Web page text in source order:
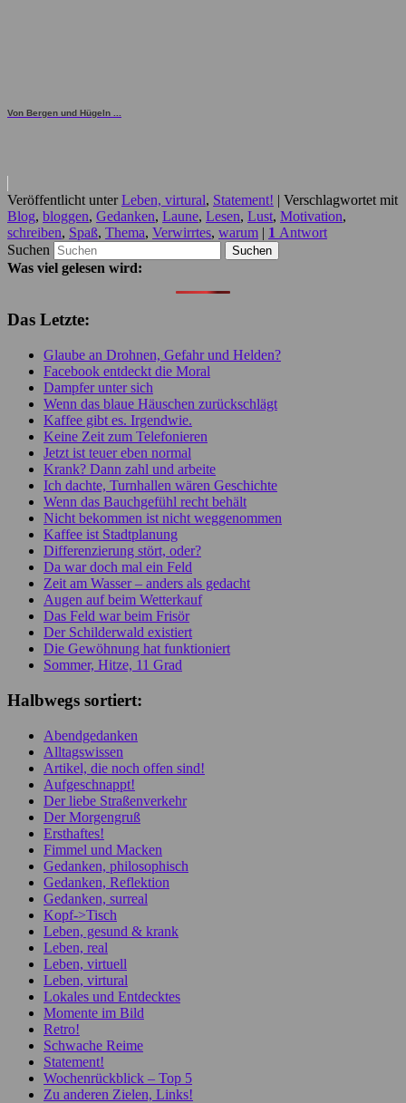
Von Bergen und Hügeln ...
Veröffentlicht unter Leben, virtural, Statement! | Verschlagwortet mit
Blog, bloggen, Gedanken, Laune, Lesen, Lust, Motivation,
schreiben, Spaß, Thema, Verwirrtes, warum | 1 Antwort
Suchen
Was viel gelesen wird:
Das Letzte:
Glaube an Drohnen, Gefahr und Helden?
Facebook entdeckt die Moral
Dampfer unter sich
Wenn das blaue Häuschen zurückschlägt
Kaffee gibt es. Irgendwie.
Keine Zeit zum Telefonieren
Jetzt ist teuer eben normal
Krank? Dann zahl und arbeite
Ich dachte, Turnhallen wären Geschichte
Wenn das Bauchgefühl recht behält
Nicht bekommen ist nicht weggenommen
Kaffee ist Stadtplanung
Differenzierung stört, oder?
Da war doch mal ein Feld
Zeit am Wasser – anders als gedacht
Augen auf beim Wetterkauf
Das Feld war beim Frisör
Der Schilderwald existiert
Die Gewöhnung hat funktioniert
Sommer, Hitze, 11 Grad
Halbwegs sortiert:
Abendgedanken
Alltagswissen
Artikel, die noch offen sind!
Aufgeschnappt!
Der liebe Straßenverkehr
Der Morgengruß
Ersthaftes!
Fimmel und Macken
Gedanken, philosophisch
Gedanken, Reflektion
Gedanken, surreal
Kopf->Tisch
Leben, gesund & krank
Leben, real
Leben, virtuell
Leben, virtural
Lokales und Entdecktes
Momente im Bild
Retro!
Schwache Reime
Statement!
Wochenrückblick – Top 5
Zu anderen Zielen, Links!